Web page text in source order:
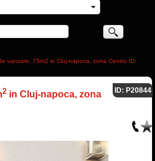
vanzare, 75m2 in Cluj-napoca, zona Centru ID:
2in Cluj-napoca, zona
ID: P20844